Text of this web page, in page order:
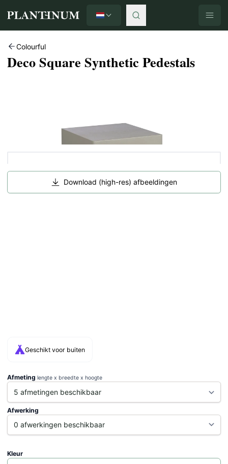
Plantinum home Nederlands
Colourful
Deco Square Synthetic Pedestals
Download (high-res) afbeeldingen
Geschikt voor buiten
Afmeting lengte x breedte x hoogte
Afwerking
Kleur